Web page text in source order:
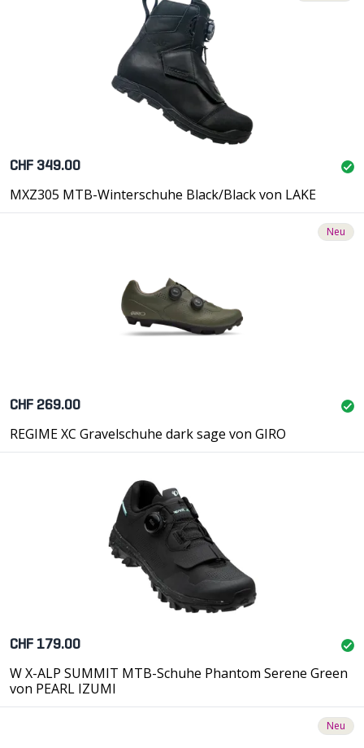
CHF 349.00
MXZ305 MTB-Winterschuhe Black/Black von LAKE
Neu
CHF 269.00
REGIME XC Gravelschuhe dark sage von GIRO
CHF 179.00
W X-ALP SUMMIT MTB-Schuhe Phantom Serene Green
von PEARL IZUMI
Neu